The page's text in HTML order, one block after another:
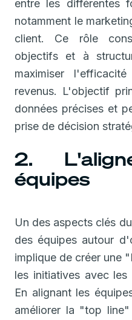
entre les différentes
notamment le
client. Ce rôle
objectifs et à
maximiser
revenus. L'objectif
données précises et
prise de décision
2.
équipes
Un des aspects clés
des équipes autour
implique de créer une
les initiatives avec
En alignant les
améliorer la "top